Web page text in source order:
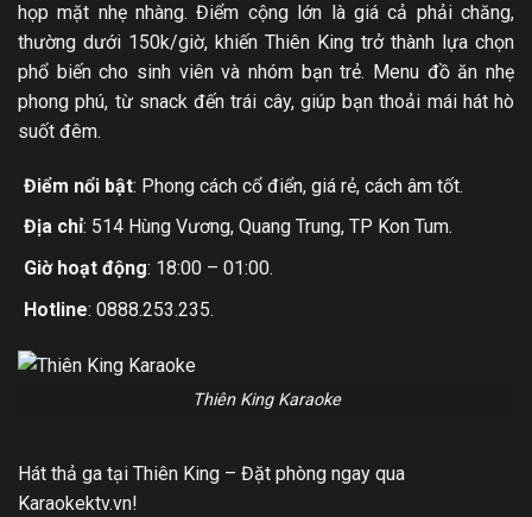
họp mặt nhẹ nhàng. Điểm cộng lớn là giá cả phải chăng,
thường dưới 150k/giờ, khiến Thiên King trở thành lựa chọn
phổ biến cho sinh viên và nhóm bạn trẻ. Menu đồ ăn nhẹ
phong phú, từ snack đến trái cây, giúp bạn thoải mái hát hò
suốt đêm.
Điểm nổi bật: Phong cách cổ điển, giá rẻ, cách âm tốt.
Địa chỉ: 514 Hùng Vương, Quang Trung, TP Kon Tum.
Giờ hoạt động: 18:00 – 01:00.
Hotline: 0888.253.235.
Thiên King Karaoke
Hát thả ga tại Thiên King – Đặt phòng ngay qua
Karaokektv.vn!